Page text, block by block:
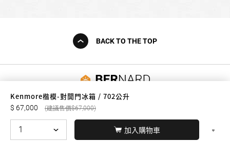
Kenmore楷模-對開門冰箱 / 702公升
67,000 67,000
加入購物車
BACK TO THE TOP
友誠購物
© BERNARD 2021 WEBDESIGN